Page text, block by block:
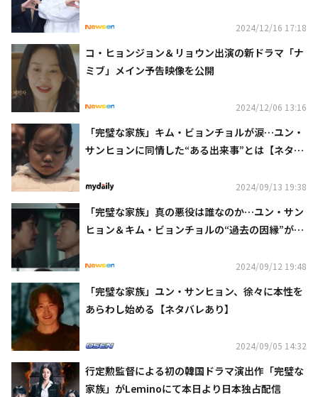
2024/12/16 17:18
コ・ヒョンジョン＆リョウン出演の新ドラマ「ナ
ミブ」メイン予告映像を公開
2024/12/06 13:16
「完璧な家族」キム・ビョンチョルが涙…ユン・
サンヒョンに同情した“ある出来事”とは【ネタバ
2024/09/13 19:38
「完璧な家族」真の悪役は誰なのか…ユン・サン
ヒョン＆キム・ビョンチョルの“過去の因縁”が明
2024/09/12 19:48
「完璧な家族」ユン・サンヒョン、徐々に本性を
あらわし始める【ネタバレあり】
2024/09/05 14:32
行定勲監督による初の韓国ドラマ演出作「完璧な
家族」がLeminoにて本日より日本独占配信